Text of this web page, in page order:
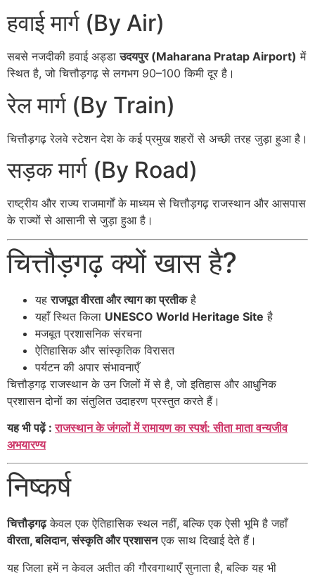
हवाई मार्ग (By Air)
सबसे नजदीकी हवाई अड्डाउदयपुर (Maharana Pratap Airport) में
स्थित है, जो चित्तौड़गढ़ से लगभग 90–100 किमी दूर है।
रेल मार्ग (By Train)
चित्तौड़गढ़ रेलवे स्टेशन देश के कई प्रमुख शहरों से अच्छी तरह जुड़ा हुआ है।
सड़क मार्ग (By Road)
राष्ट्रीय और राज्य राजमार्गों के माध्यम से चित्तौड़गढ़ राजस्थान और आसपास
के राज्यों से आसानी से जुड़ा हुआ है।
चित्तौड़गढ़ क्यों खास है?
यहराजपूत वीरता और त्याग का प्रतीकहै
यहाँ स्थित किला UNESCO World Heritage Site है
मजबूत प्रशासनिक संरचना
ऐतिहासिक और सांस्कृतिक विरासत
पर्यटन की अपार संभावनाएँ
चित्तौड़गढ़ राजस्थान के उन जिलों में से है, जो इतिहास और आधुनिक
प्रशासन दोनों का संतुलित उदाहरण प्रस्तुत करते हैं।
यह भी पढ़ें :राजस्थान के जंगलों में रामायण का स्पर्श: सीता माता वन्यजीव
अभयारण्य
निष्कर्ष
चित्तौड़गढ़केवल एक ऐतिहासिक स्थल नहीं, बल्कि एक ऐसी भूमि है जहाँ
वीरता, बलिदान, संस्कृति और प्रशासनएक साथ दिखाई देते हैं।
यह जिला हमें न केवल अतीत की गौरवगाथाएँ सुनाता है, बल्कि यह भी